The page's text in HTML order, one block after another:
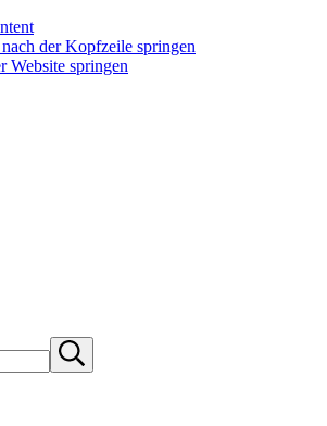
der Kopfzeile springen
Website springen
Suche
starten